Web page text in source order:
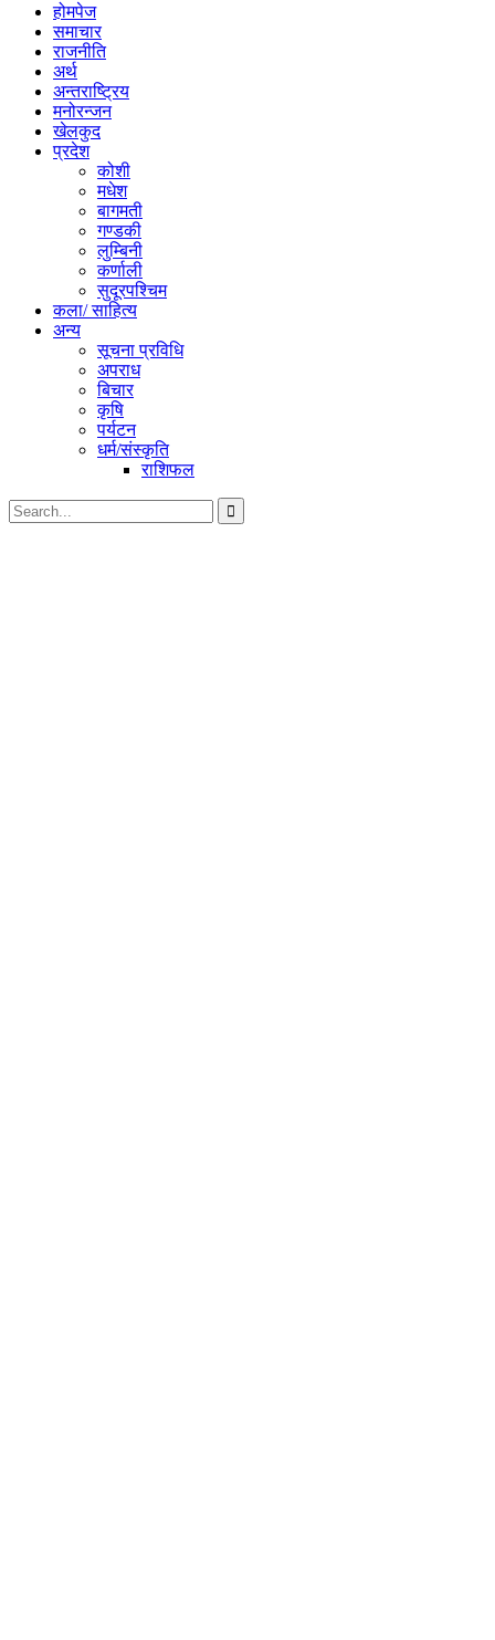
होमपेज
समाचार
राजनीति
अर्थ
अन्तराष्ट्रिय
मनोरन्जन
खेलकुद
प्रदेश
कोशी
मधेश
बागमती
गण्डकी
लुम्बिनी
कर्णाली
सुदूरपश्चिम
कला/ साहित्य
अन्य
सूचना प्रविधि
अपराध
बिचार
कृषि
पर्यटन
धर्म/संस्कृति
राशिफल